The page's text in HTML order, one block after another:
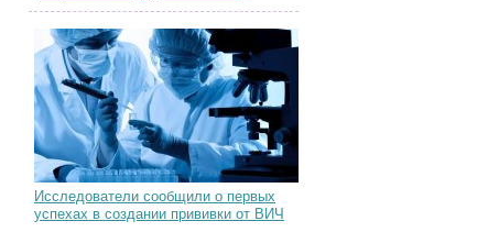
Исследователи сообщили о первых
успехах в создании прививки от ВИЧ